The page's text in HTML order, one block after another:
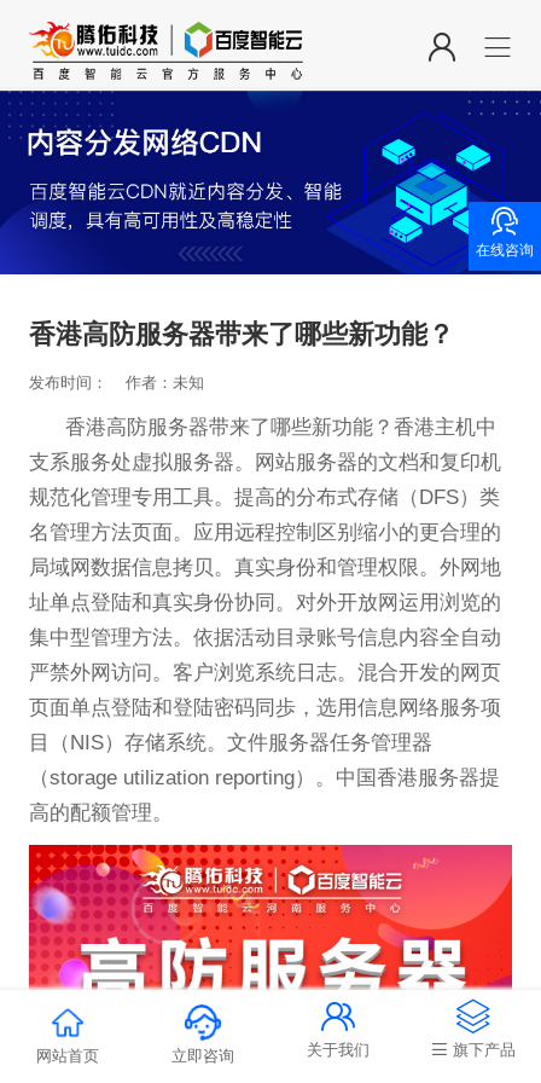
香港高防服务器带来了哪些新功能？
发布时间： 作者：未知
香港高防服务器带来了哪些新功能？香港主机中
支系服务处虚拟服务器。网站服务器的文档和复印机
规范化管理专用工具。提高的分布式存储（DFS）类
名管理方法页面。应用远程控制区别缩小的更合理的
局域网数据信息拷贝。真实身份和管理权限。外网地
址单点登陆和真实身份协同。对外开放网运用浏览的
集中型管理方法。依据活动目录账号信息内容全自动
严禁外网访问。客户浏览系统日志。混合开发的网页
页面单点登陆和登陆密码同歩，选用信息网络服务项
目（NIS）存储系统。文件服务器任务管理器
（storage utilization reporting）。中国香港服务器提
高的配额管理。

在线咨询
网站首页 立即咨询

关于我们

旗下产品